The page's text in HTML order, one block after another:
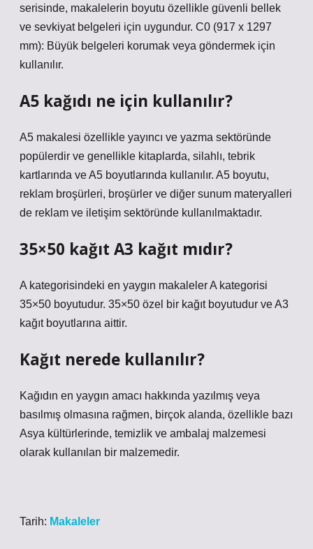
serisinde, makalelerin boyutu özellikle güvenli bellek
ve sevkiyat belgeleri için uygundur. C0 (917 x 1297
mm): Büyük belgeleri korumak veya göndermek için
kullanılır.
A5 kağıdı ne için kullanılır?
A5 makalesi özellikle yayıncı ve yazma sektöründe
popülerdir ve genellikle kitaplarda, silahlı, tebrik
kartlarında ve A5 boyutlarında kullanılır. A5 boyutu,
reklam broşürleri, broşürler ve diğer sunum materyalleri
de reklam ve iletişim sektöründe kullanılmaktadır.
35×50 kağıt A3 kağıt mıdır?
A kategorisindeki en yaygın makaleler A kategorisi
35×50 boyutudur. 35×50 özel bir kağıt boyutudur ve A3
kağıt boyutlarına aittir.
Kağıt nerede kullanılır?
Kağıdın en yaygın amacı hakkında yazılmış veya
basılmış olmasına rağmen, birçok alanda, özellikle bazı
Asya kültürlerinde, temizlik ve ambalaj malzemesi
olarak kullanılan bir malzemedir.
Tarih: Makaleler